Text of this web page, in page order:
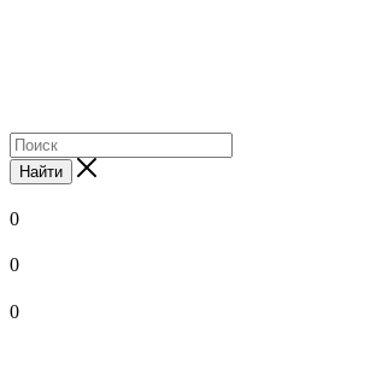
Найти
0
0
0